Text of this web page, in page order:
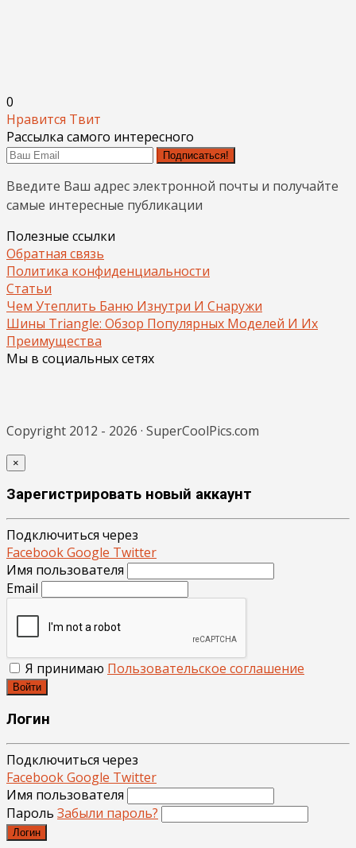
0
Нравится Твит
Рассылка самого интересного
Подписаться!
Введите Ваш адрес электронной почты и получайте
самые интересные публикации
Полезные ссылки
Обратная связь
Политика конфиденциальности
Статьи
Чем Утеплить Баню Изнутри И Снаружи
Шины Triangle: Обзор Популярных Моделей И Их
Преимущества
Мы в социальных сетях
Copyright 2012 - 2026 · SuperCoolPics.com
×
Зарегистрировать новый аккаунт
Подключиться через
FacebookGoogle Twitter
Имя пользователя
Email
Я принимаю Пользовательское соглашение
Войти
Логин
Подключиться через
FacebookGoogle Twitter
Имя пользователя
Пароль Забыли пароль?
Логин